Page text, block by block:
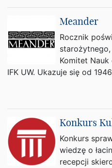
Meander
Rocznik
Komitet Nauk
IFK UW. Ukazuje się od
Konkurs
Konkurs
wiedzę o
recepcji